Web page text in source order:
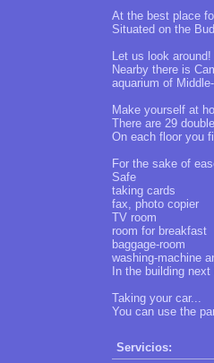
At the best place
Situated on the
Let us look around!
Nearby there is
aquarium of
Make yourself at
There are 29
On each floor you
For the sake of
Safe
taking cards
fax, photo copier
TV room
room for breakfast
baggage-room
washing-machine
In the building
Taking your car...
You can use the
Servicios: